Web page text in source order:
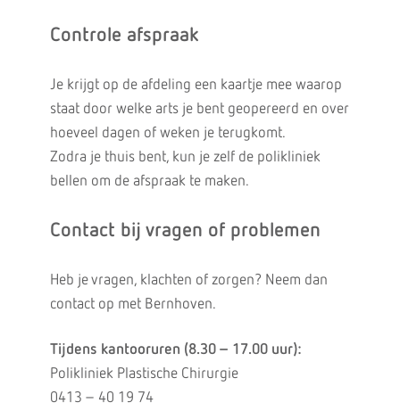
Controle afspraak
Je krijgt op de afdeling een kaartje mee waarop
staat door welke arts je bent geopereerd en over
hoeveel dagen of weken je terugkomt.
Zodra je thuis bent, kun je zelf de polikliniek
bellen om de afspraak te maken.
Contact bij vragen of problemen
Heb je vragen, klachten of zorgen? Neem dan
contact op met Bernhoven.
Tijdens kantooruren (8.30 – 17.00 uur):
Polikliniek Plastische Chirurgie
0413 – 40 19 74